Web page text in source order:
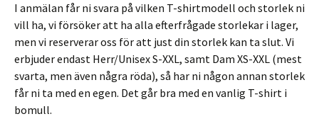
I anmälan får ni svara på vilken T-shirtmodell och storlek ni
vill ha, vi försöker att ha alla efterfrågade storlekar i lager,
men vi reserverar oss för att just din storlek kan ta slut. Vi
erbjuder endast Herr/Unisex S-XXL, samt Dam XS-XXL (mest
svarta, men även några röda), så har ni någon annan storlek
får ni ta med en egen. Det går bra med en vanlig T-shirt i
bomull.